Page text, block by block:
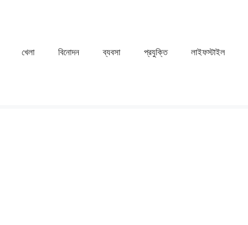
খেলা ⁠বিনোদন ব্যবসা প্রযুক্তি লাইফস্টাইল